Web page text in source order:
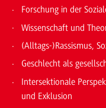
Forschung in der
Wissenschaft und
(Alltags-)Rassismus,
Geschlecht als
Intersektionale
und Exklusion